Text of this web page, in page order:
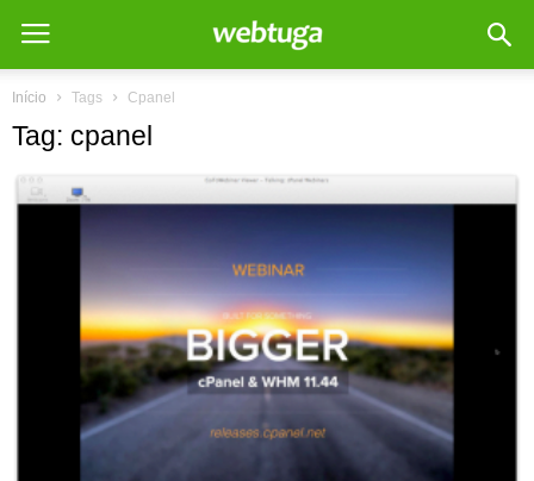
Início Tags Cpanel
Tag: cpanel